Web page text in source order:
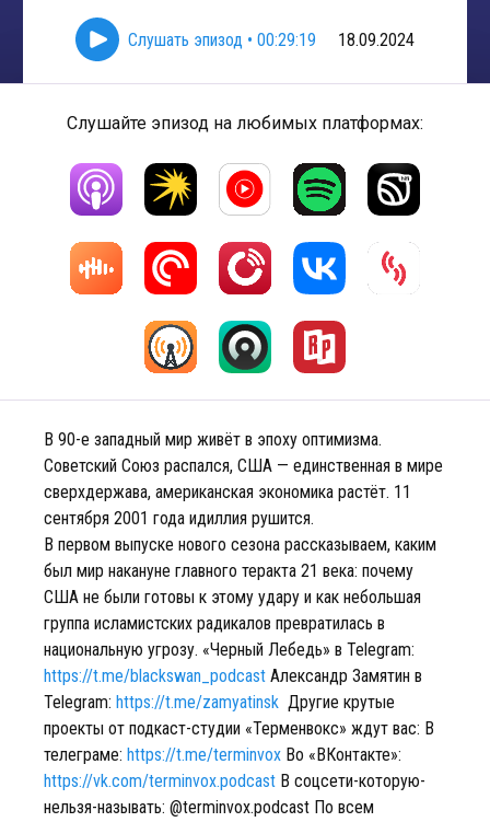
Слушать эпизод • 00:29:19 18.09.2024
Слушайте эпизод на любимых платформах:
В 90-е западный мир живёт в эпоху оптимизма.
Советский Союз распался, США — единственная в мире
сверхдержава, американская экономика растёт. 11
сентября 2001 года идиллия рушится.
В первом выпуске нового сезона рассказываем, каким
был мир накануне главного теракта 21 века: почему
США не были готовы к этому удару и как небольшая
группа исламистских радикалов превратилась в
национальную угрозу. «Черный Лебедь» в Telegram:
https://t.me/blackswan_podcast Александр Замятин в
Telegram: https://t.me/zamyatinsk Другие крутые
проекты от подкаст-студии «Терменвокс» ждут вас: В
телеграме: https://t.me/terminvox Во «ВКонтакте»:
https://vk.com/terminvox.podcast В соцсети-которую-
нельзя-называть: @terminvox.podcast По всем